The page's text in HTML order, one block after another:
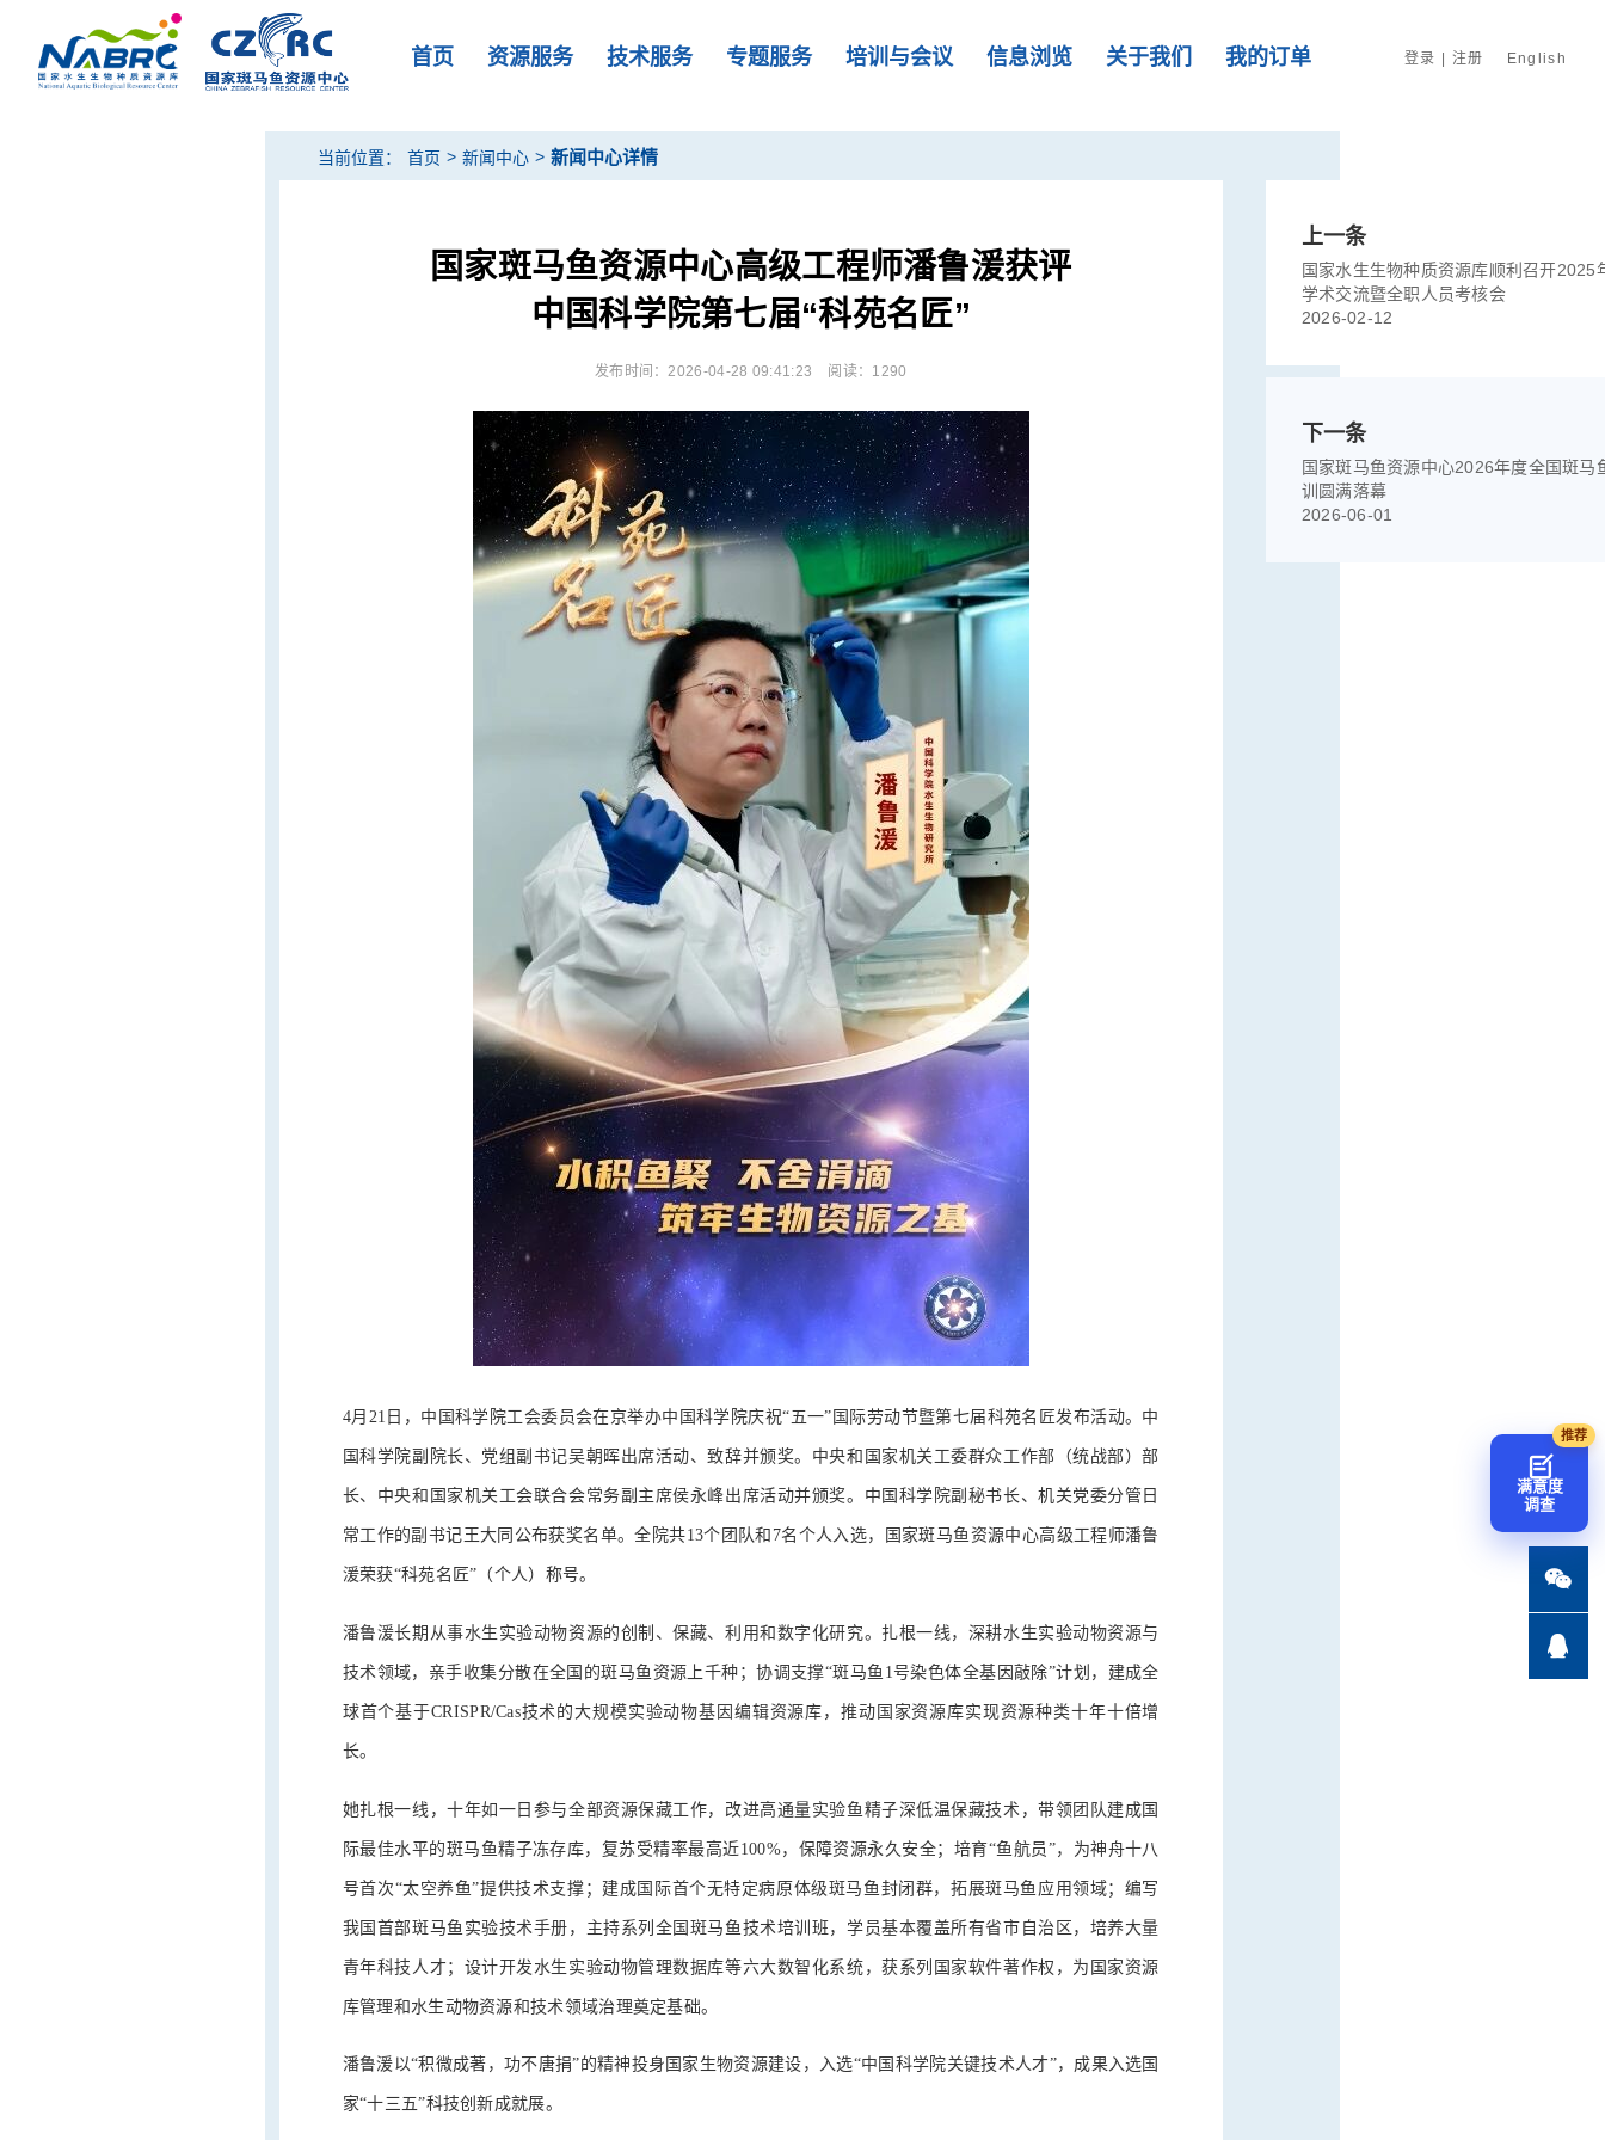
首页 资源服务 技术服务 专题服务 培训与会议 信息浏览 关于我们 我的订单 登录 | 注册 English
当前位置： 首页 > 新闻中心 > 新闻中心详情
国家斑马鱼资源中心高级工程师潘鲁湲获评
中国科学院第七届“科苑名匠”
发布时间：2026-04-28 09:41:23 阅读：1290
4月21日，中国科学院工会委员会在京举办中国科学院庆祝“五一”国际劳动节暨第七届科苑名匠发布活动。中
国科学院副院长、党组副书记吴朝晖出席活动、致辞并颁奖。中央和国家机关工委群众工作部（统战部）部
长、中央和国家机关工会联合会常务副主席侯永峰出席活动并颁奖。中国科学院副秘书长、机关党委分管日
常工作的副书记王大同公布获奖名单。全院共13个团队和7名个人入选，国家斑马鱼资源中心高级工程师潘鲁
湲荣获“科苑名匠”（个人）称号。
潘鲁湲长期从事水生实验动物资源的创制、保藏、利用和数字化研究。扎根一线，深耕水生实验动物资源与
技术领域，亲手收集分散在全国的斑马鱼资源上千种；协调支撑“斑马鱼1号染色体全基因敲除”计划，建成全
球首个基于CRISPR/Cas技术的大规模实验动物基因编辑资源库，推动国家资源库实现资源种类十年十倍增
长。
她扎根一线，十年如一日参与全部资源保藏工作，改进高通量实验鱼精子深低温保藏技术，带领团队建成国
际最佳水平的斑马鱼精子冻存库，复苏受精率最高近100%，保障资源永久安全；培育“鱼航员”，为神舟十八
号首次“太空养鱼”提供技术支撑；建成国际首个无特定病原体级斑马鱼封闭群，拓展斑马鱼应用领域；编写
我国首部斑马鱼实验技术手册，主持系列全国斑马鱼技术培训班，学员基本覆盖所有省市自治区，培养大量
青年科技人才；设计开发水生实验动物管理数据库等六大数智化系统，获系列国家软件著作权，为国家资源
库管理和水生动物资源和技术领域治理奠定基础。
潘鲁湲以“积微成著，功不唐捐”的精神投身国家生物资源建设，入选“中国科学院关键技术人才”，成果入选国
家“十三五”科技创新成就展。
上一条
国家水生生物种质资源库顺利召开2025
学术交流暨全职人员考核会
2026-02-12
下一条
国家斑马鱼资源中心2026年度全国斑马
训圆满落幕
2026-06-01
满意度
调查

